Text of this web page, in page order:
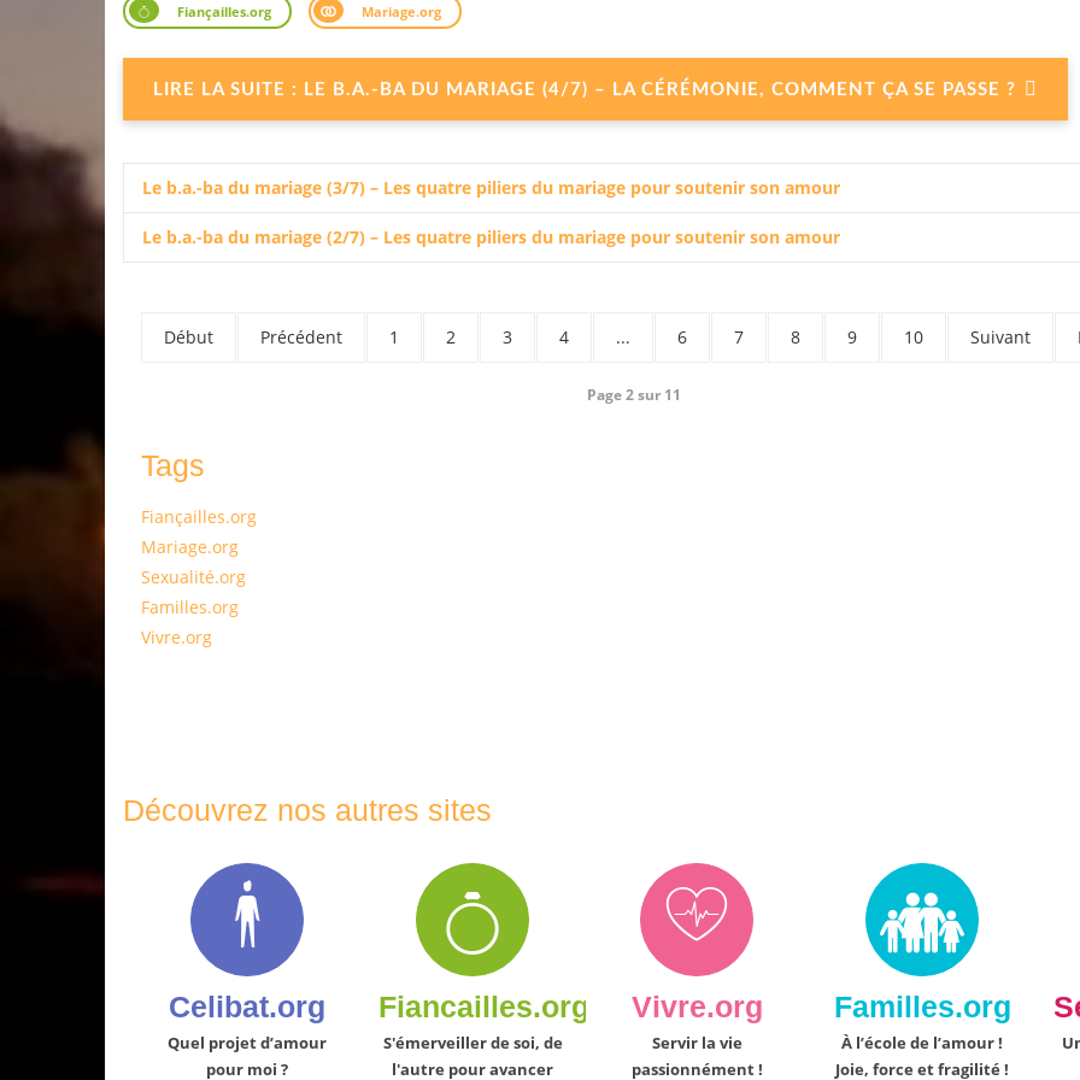
Fiançailles.org Mariage.org
LIRE LA SUITE : LE B.A.-BA DU MARIAGE (4/7) – LA CÉRÉMONIE, COMMENT ÇA SE PASSE ?
Le b.a.-ba du mariage (3/7) – Les quatre piliers du mariage pour soutenir son amour
Le b.a.-ba du mariage (2/7) – Les quatre piliers du mariage pour soutenir son amour
Page 2 sur 11
Début Précédent 1 2 3 4 ... 6 7 8 9 10 Suivant
Tags
Fiançailles.org
Mariage.org
Sexualité.org
Familles.org
Vivre.org
Découvrez nos autres sites
Celibat.org
Quel projet d’amour
pour moi ?
Fiancailles.org
S'émerveiller de soi, de
l'autre pour avancer
Vivre.org
Servir la vie
passionnément !
Familles.org
À l’école de l’amour !
Joie, force et fragilité !